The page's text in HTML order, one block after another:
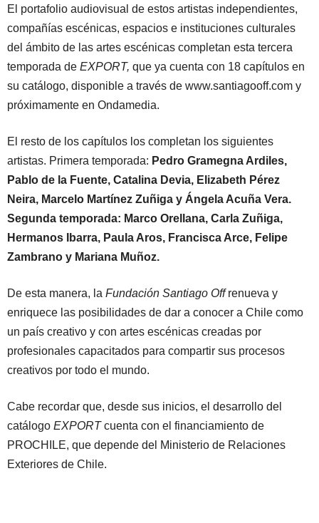
El portafolio audiovisual de estos artistas independientes,
compañías escénicas, espacios e instituciones culturales
del ámbito de las artes escénicas completan esta tercera
temporada de EXPORT, que ya cuenta con 18 capítulos en
su catálogo, disponible a través de www.santiagooff.com y
próximamente en Ondamedia.
El resto de los capítulos los completan los siguientes
artistas. Primera temporada: Pedro Gramegna Ardiles,
Pablo de la Fuente, Catalina Devia, Elizabeth Pérez
Neira, Marcelo Martínez Zuñiga y Ángela Acuña Vera.
Segunda temporada: Marco Orellana, Carla Zuñiga,
Hermanos Ibarra, Paula Aros, Francisca Arce, Felipe
Zambrano y Mariana Muñoz.
De esta manera, la Fundación Santiago Offrenueva y
enriquece las posibilidades de dar a conocer a Chile como
un país creativo y con artes escénicas creadas por
profesionales capacitados para compartir sus procesos
creativos por todo el mundo.
Cabe recordar que, desde sus inicios, el desarrollo del
catálogo EXPORTcuenta con el financiamiento de
PROCHILE, que depende del Ministerio de Relaciones
Exteriores de Chile.